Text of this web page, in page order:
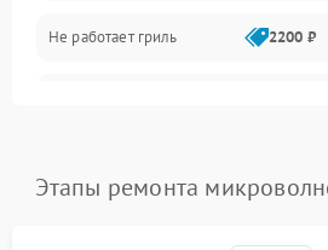
Не работает гриль 2200 ₽
Этапы ремонта